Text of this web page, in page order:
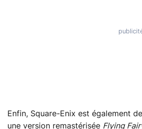
Enfin, Square-Enix est également
une version remastérisée Flying